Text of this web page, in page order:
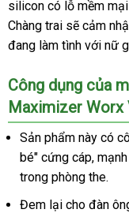
rẻ
silicon có lỗ mềm
Chàng trai Lazada
sẽ cảm
đang làm tình tư
với nữ
Công dụng bảng
giá
của
Maximizer Worx
Sản phẩm này có
bé" cứng cápchất
lượng
,
trong phòng the.
Đem lại cho đàn